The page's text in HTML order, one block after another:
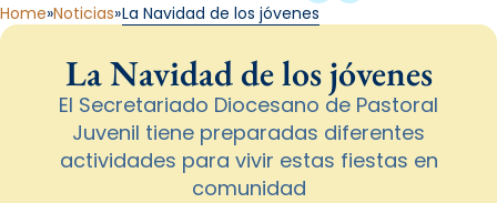
Home Noticias La Navidad de los jóvenes
La Navidad de los jóvenes
El Secretariado Diocesano de Pastoral
Juvenil tiene preparadas diferentes
actividades para vivir estas fiestas en
comunidad